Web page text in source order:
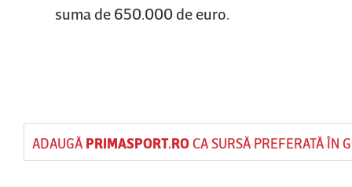
suma de 650.000 de euro.
ADAUGĂ PRIMASPORT.ROCA SURSĂ PREFERATĂ ÎN